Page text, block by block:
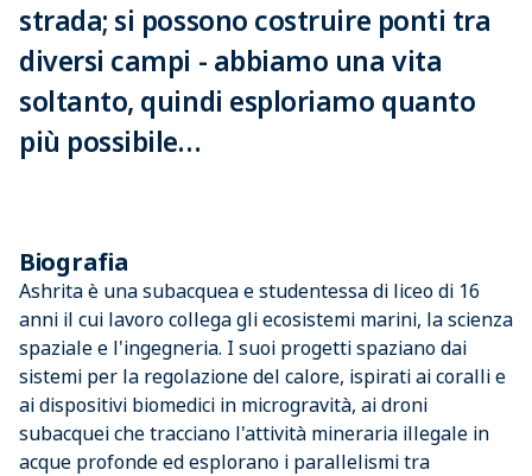
strada; si possono costruire ponti tra
diversi campi - abbiamo una vita
soltanto, quindi esploriamo quanto
più possibile…
Biografia
Ashrita è una subacquea e studentessa di liceo di 16
anni il cui lavoro collega gli ecosistemi marini, la scienza
spaziale e l'ingegneria. I suoi progetti spaziano dai
sistemi per la regolazione del calore, ispirati ai coralli e
ai dispositivi biomedici in microgravità, ai droni
subacquei che tracciano l'attività mineraria illegale in
acque profonde ed esplorano i parallelismi tra